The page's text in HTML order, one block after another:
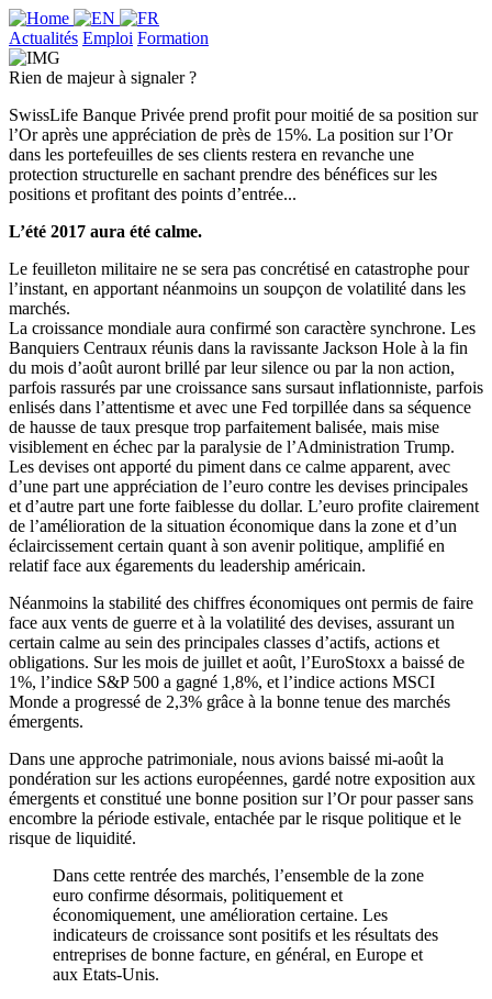
Actualités Emploi Formation
Rien de majeur à signaler ?
SwissLife Banque Privée prend profit pour moitié de sa position sur
l’Or après une appréciation de près de 15%. La position sur l’Or
dans les portefeuilles de ses clients restera en revanche une
protection structurelle en sachant prendre des bénéfices sur les
positions et profitant des points d’entrée...
L’été 2017 aura été calme.
Le feuilleton militaire ne se sera pas concrétisé en catastrophe pour
l’instant, en apportant néanmoins un soupçon de volatilité dans les
marchés.
La croissance mondiale aura confirmé son caractère synchrone. Les
Banquiers Centraux réunis dans la ravissante Jackson Hole à la fin
du mois d’août auront brillé par leur silence ou par la non action,
parfois rassurés par une croissance sans sursaut inflationniste, parfois
enlisés dans l’attentisme et avec une Fed torpillée dans sa séquence
de hausse de taux presque trop parfaitement balisée, mais mise
visiblement en échec par la paralysie de l’Administration Trump.
Les devises ont apporté du piment dans ce calme apparent, avec
d’une part une appréciation de l’euro contre les devises principales
et d’autre part une forte faiblesse du dollar. L’euro profite clairement
de l’amélioration de la situation économique dans la zone et d’un
éclaircissement certain quant à son avenir politique, amplifié en
relatif face aux égarements du leadership américain.
Néanmoins la stabilité des chiffres économiques ont permis de faire
face aux vents de guerre et à la volatilité des devises, assurant un
certain calme au sein des principales classes d’actifs, actions et
obligations. Sur les mois de juillet et août, l’EuroStoxx a baissé de
1%, l’indice S&P 500 a gagné 1,8%, et l’indice actions MSCI
Monde a progressé de 2,3% grâce à la bonne tenue des marchés
émergents.
Dans une approche patrimoniale, nous avions baissé mi-août la
pondération sur les actions européennes, gardé notre exposition aux
émergents et constitué une bonne position sur l’Or pour passer sans
encombre la période estivale, entachée par le risque politique et le
risque de liquidité.
Dans cette rentrée des marchés, l’ensemble de la zone
euro confirme désormais, politiquement et
économiquement, une amélioration certaine. Les
indicateurs de croissance sont positifs et les résultats des
entreprises de bonne facture, en général, en Europe et
aux Etats-Unis.